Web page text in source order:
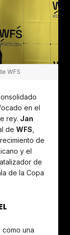
WFS
en el
rey. Jan
de WFS,
de
y el
de
de la Copa
como una